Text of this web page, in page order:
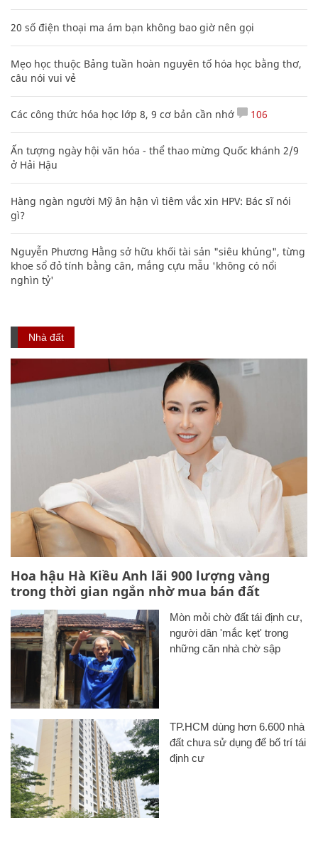
20 số điện thoại ma ám bạn không bao giờ nên gọi
Mẹo học thuộc Bảng tuần hoàn nguyên tố hóa học bằng thơ,
câu nói vui vẻ
Các công thức hóa học lớp 8, 9 cơ bản cần nhớ 106
Ấn tượng ngày hội văn hóa - thể thao mừng Quốc khánh 2/9
ở Hải Hậu
Hàng ngàn người Mỹ ân hận vì tiêm vắc xin HPV: Bác sĩ nói
gì?
Nguyễn Phương Hằng sở hữu khối tài sản "siêu khủng", từng
khoe sổ đỏ tính bằng cân, mắng cựu mẫu 'không có nổi
nghìn tỷ'
Nhà đất
Hoa hậu Hà Kiều Anh lãi 900 lượng vàng
trong thời gian ngắn nhờ mua bán đất
Mòn mỏi chờ đất tái định cư,
người dân 'mắc kẹt' trong
những căn nhà chờ sập
TP.HCM dùng hơn 6.600 nhà
đất chưa sử dụng để bố trí tái
định cư